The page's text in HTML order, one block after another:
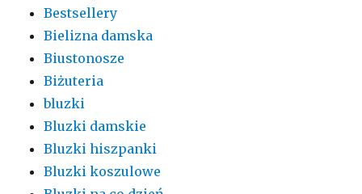
Bestsellery
Bielizna damska
Biustonosze
Biżuteria
bluzki
Bluzki damskie
Bluzki hiszpanki
Bluzki koszulowe